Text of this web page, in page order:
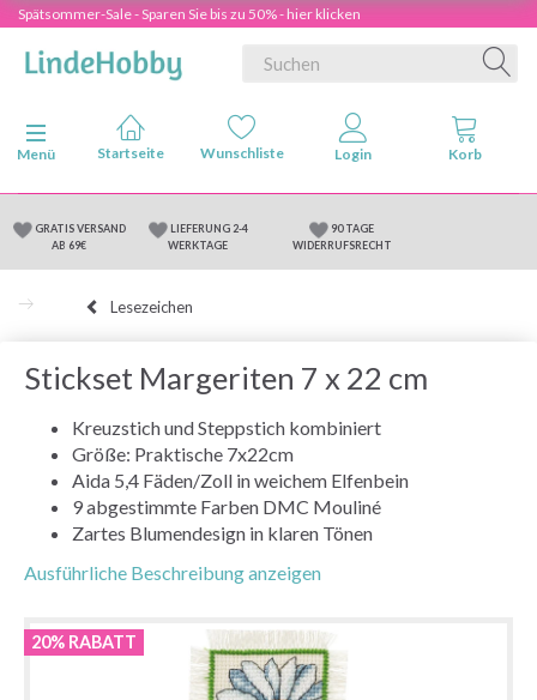
Spätsommer-Sale - Sparen Sie bis zu 50% - hier klicken
Anzeige ändern
Menü
GRATIS VERSAND
AB 69€
LIEFERUNG 2-4
WERKTAGE
90 TAGE
WIDERRUFSRECHT
Lesezeichen
Stickset Margeriten 7 x 22 cm
Kreuzstich und Steppstich kombiniert
Größe: Praktische 7x22cm
Aida 5,4 Fäden/Zoll in weichem Elfenbein
9 abgestimmte Farben DMC Mouliné
Zartes Blumendesign in klaren Tönen
Ausführliche Beschreibung anzeigen
20% RABATT